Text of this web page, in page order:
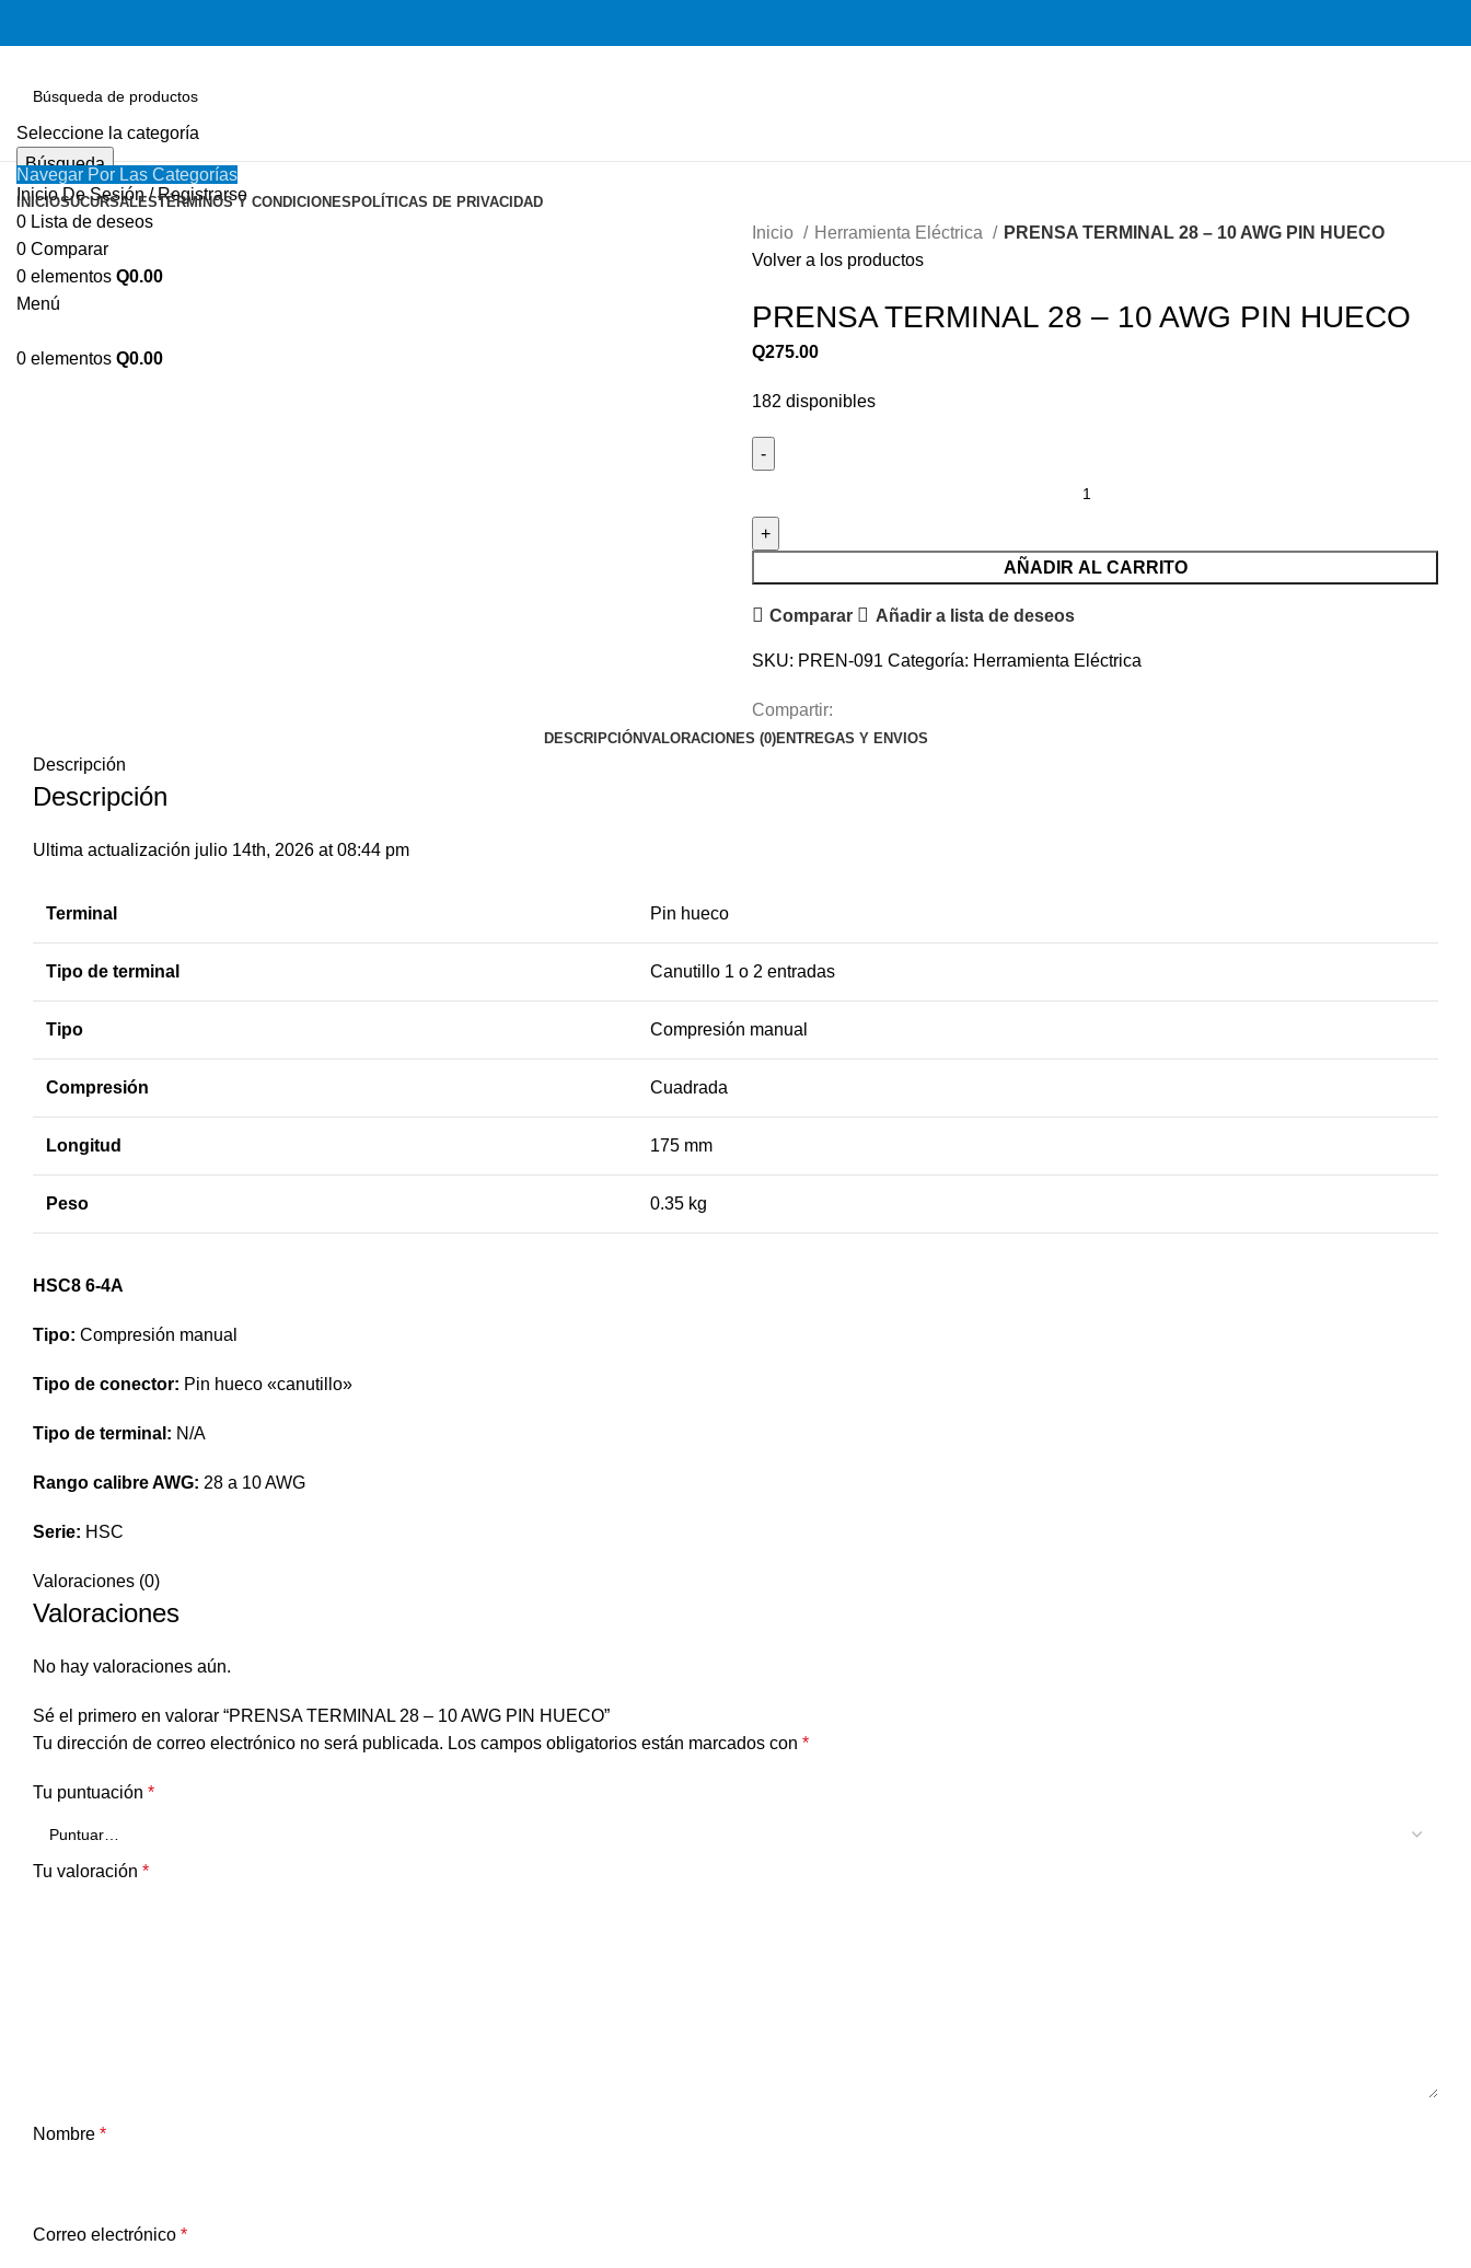
Seleccione la categoría
Búsqueda
Inicio De Sesión / Registrarse
0 Lista de deseos
0 Comparar
0 elementos Q0.00
Menú
0 elementos Q0.00
Navegar Por Las Categorías
INICIOSUCURSALESTÉRMINOS Y CONDICIONES POLÍTICAS DE PRIVACIDAD
Inicio Herramienta Eléctrica
PRENSA TERMINAL 28 – 10 AWG PIN HUECO
Volver a los productos
PRENSA TERMINAL 28 – 10 AWG PIN HUECO
Q275.00
182 disponibles
28
AWG
cantidad
AÑADIR AL CARRITO
Comparar Añadir a lista de deseos
SKU: PREN-091 Categoría: Herramienta Eléctrica
Compartir:
DESCRIPCIÓNVALORACIONES (0)ENTREGAS Y ENVIOS
Descripción
Descripción
Ultima actualización julio 14th, 2026 at 08:44 pm
Terminal Pin hueco
Tipo de terminal Canutillo 1 o 2 entradas
Tipo Compresión manual
Compresión Cuadrada
Longitud 175 mm
Peso 0.35 kg
HSC8 6-4A
Tipo: Compresión manual
Tipo de conector: Pin hueco «canutillo»
Tipo de terminal: N/A
Rango calibre AWG: 28 a 10 AWG
Serie: HSC
Valoraciones (0)
Valoraciones
No hay valoraciones aún.
Sé el primero en valorar “PRENSA TERMINAL 28 – 10 AWG PIN HUECO”
Tu dirección de correo electrónico no será publicada. Los campos obligatorios están marcados con *
Tu puntuación *
Tu valoración *
Nombre *
Correo electrónico *